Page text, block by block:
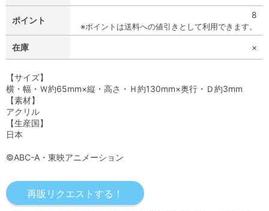
ポイント
8
※ポイントは送料への値引きとして利用できます。
在庫 ×
【サイズ】
横・幅・Ｗ約65mm×縦・高さ・Ｈ約130mm×奥行・Ｄ約3mm
【素材】
アクリル
【生産国】
日本
©ABC-A・東映アニメーション